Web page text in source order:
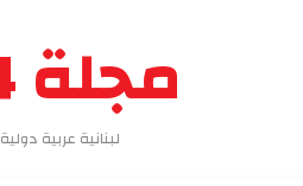
مجلة 24
لبنانية عربية دولية